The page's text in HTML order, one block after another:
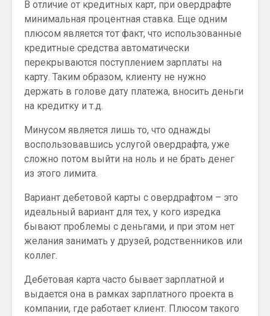
В отличие от кредитных карт, при овердрафте
минимальная процентная ставка. Еще одним
плюсом является тот факт, что использованные
кредитные средства автоматически
перекрываются поступлением зарплаты на
карту. Таким образом, клиенту не нужно
держать в голове дату платежа, вносить деньги
на кредитку и т.д.
Минусом является лишь то, что однажды
воспользовавшись услугой овердрафта, уже
сложно потом выйти на ноль и не брать денег
из этого лимита.
Вариант дебетовой карты с овердрафтом – это
идеальный вариант для тех, у кого изредка
бывают проблемы с деньгами, и при этом нет
желания занимать у друзей, родственников или
коллег.
Дебетовая карта часто бывает зарплатной и
выдается она в рамках зарплатного проекта в
компании, где работает клиент. Плюсом такого